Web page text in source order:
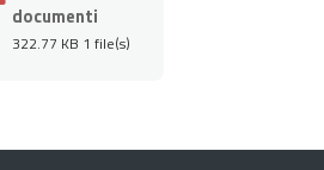
documenti
322.77 KB 1 file(s)